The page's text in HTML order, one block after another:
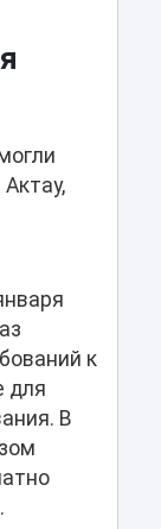
к
для
В